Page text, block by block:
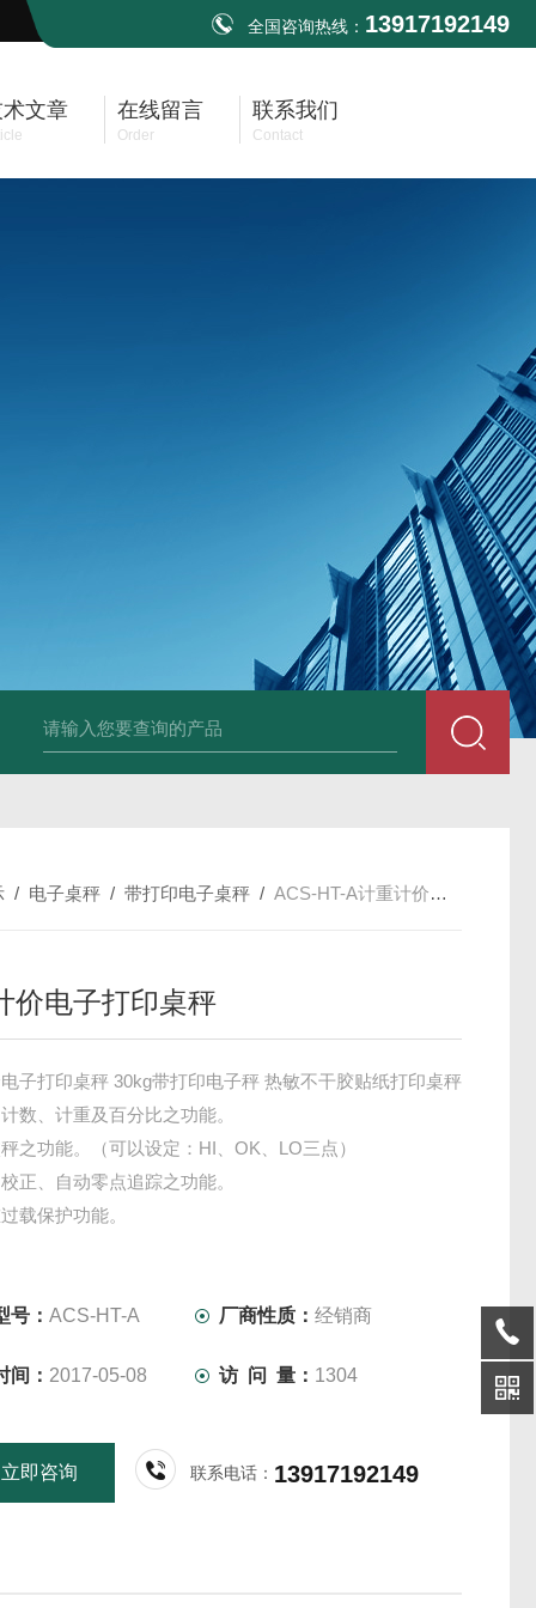
全国咨询热线： 13917192149
文章 在线留言
Order
联系我们
Contact
HT808300kg带座椅轮椅秤 血透室轮椅
/ 电子桌秤 /带打印电子桌秤 /ACS-HT-A计重计价电子打印桌秤
价电子打印桌秤
子打印桌秤 30kg带打印电子秤 热敏不干胶贴纸打印桌秤
数、计重及百分比之功能。
之功能。（可以设定：HI、OK、LO三点）
正、自动零点追踪之功能。
载保护功能。
号： ACS-HT-A 厂商性质：经销商
间： 2017-05-08 访 问 量： 1304
立即咨询 联系电话： 13917192149